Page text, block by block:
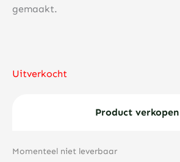
gemaakt.
Uitverkocht
Product verkopen
Momenteel niet leverbaar